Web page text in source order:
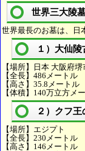
世界三大陵
世界最長のお墓は、日
１）大仙陵
【場所】日本 大阪府
【全長】486メートル
【高さ】35.8メートル
【体積】140万立方メ
２）クフ
【場所】エジプト
【全長】230メートル
【高さ】146メートル